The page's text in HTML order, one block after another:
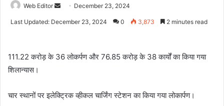
Web Editor
a
a
December 23, 2024
Last Updated: December 23, 2024 0 3,873 2 minutes read
111.22 करोड़ के 36 लोकर्पण और 76.85 करोड़ के 38 कार्यों का किया गया
शिलान्यास।
चार स्थानों पर इलेक्ट्रिक व्हीकल चार्जिंग स्टेशन का किया गया लोकार्पण।